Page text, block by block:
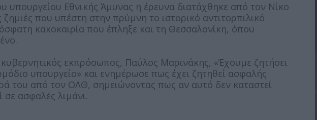
υπουργείου Εθνικής Άμυνας η έρευνα διατάχθηκε από τον Νίκο
που υπέστη στην πρύμνη το ιστορικό αντιτορπιλικό
κακοκαιρία που έπληξε και τη Θεσσαλονίκη, όπου
εκπρόσωπος, Παύλος Μαρινάκης, «Έχουμε ζητήσει
υπουργείο» και ενημέρωσε πως έχει ζητηθεί ασφαλής
του από τον ΟΛΘ, σημειώνοντας πως αν αυτό δεν καταστεί
σε ασφαλές λιμάνι.